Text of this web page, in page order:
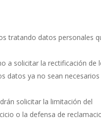
tratando datos personales
a solicitar la rectificación de
datos ya no sean necesarios
solicitar la limitación del
o la defensa de